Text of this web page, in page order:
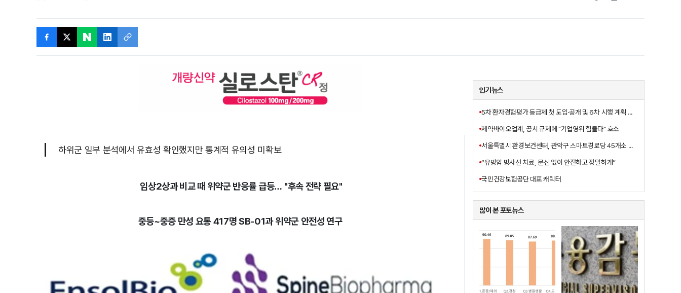
인기뉴스
5차 환자경험평가 등급제 첫 도입·공개 및 6차 시행 계획 발표
제약바이오업계, 공시 규제에 "기업영위 힘들다" 호소
서울특별시 환경보건센터, 관악구 스마트경로당 45개소 대상
“유방암 방사선 치료, 문신 없이 안전하고 정밀하게”
국민건강보험공단 대표 캐릭터
하위군 일부 분석에서 유효성 확인했지만 통계적 유의성 미확보
임상2상과 비교 때 위약군 반응률 급등… "후속 전략 필요"
중등~중증 만성 요통 417명 SB-01과 위약군 안전성 연구
많이 본 포토뉴스